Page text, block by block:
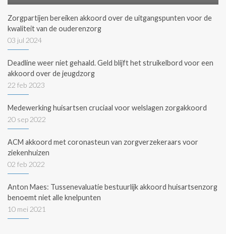
Zorgpartijen bereiken akkoord over de uitgangspunten voor de
kwaliteit van de ouderenzorg
03 jul 2024
Deadline weer niet gehaald. Geld blijft het struikelbord voor een
akkoord over de jeugdzorg
22 feb 2023
Medewerking huisartsen cruciaal voor welslagen zorgakkoord
20 sep 2022
ACM akkoord met coronasteun van zorgverzekeraars voor
ziekenhuizen
02 feb 2022
Anton Maes: Tussenevaluatie bestuurlijk akkoord huisartsenzorg
benoemt niet alle knelpunten
10 mei 2021